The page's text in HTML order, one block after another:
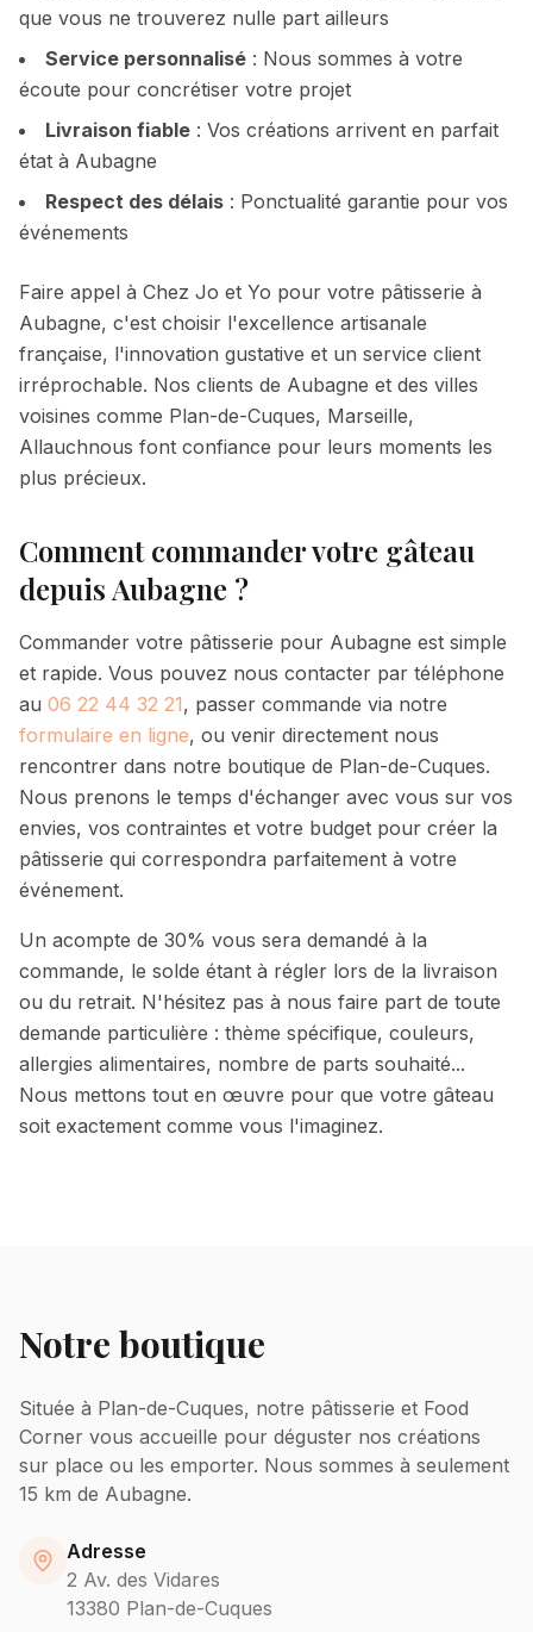
que vous ne trouverez nulle part ailleurs
Service personnalisé : Nous sommes à votre
écoute pour concrétiser votre projet
Livraison fiable : Vos créations arrivent en parfait
état à Aubagne
Respect des délais : Ponctualité garantie pour vos
événements
Faire appel à Chez Jo et Yo pour votre pâtisserie à
Aubagne, c'est choisir l'excellence artisanale
française, l'innovation gustative et un service client
irréprochable. Nos clients de Aubagne et des villes
voisines comme Plan-de-Cuques, Marseille,
Allauchnous font confiance pour leurs moments les
plus précieux.
Comment commander votre gâteau
depuis Aubagne ?
Commander votre pâtisserie pour Aubagne est simple
et rapide. Vous pouvez nous contacter par téléphone
au 06 22 44 32 21, passer commande via notre
formulaire en ligne, ou venir directement nous
rencontrer dans notre boutique de Plan-de-Cuques.
Nous prenons le temps d'échanger avec vous sur vos
envies, vos contraintes et votre budget pour créer la
pâtisserie qui correspondra parfaitement à votre
événement.
Un acompte de 30% vous sera demandé à la
commande, le solde étant à régler lors de la livraison
ou du retrait. N'hésitez pas à nous faire part de toute
demande particulière : thème spécifique, couleurs,
allergies alimentaires, nombre de parts souhaité...
Nous mettons tout en œuvre pour que votre gâteau
soit exactement comme vous l'imaginez.
Notre boutique
Située à Plan-de-Cuques, notre pâtisserie et Food
Corner vous accueille pour déguster nos créations
sur place ou les emporter. Nous sommes à seulement
15 km de Aubagne.
Adresse
2 Av. des Vidares
13380 Plan-de-Cuques